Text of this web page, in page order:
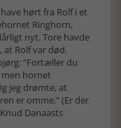
hørt fra Rolf i et
Ringhorn,
nyt. Tore havde
Rolf var død.
”Fortæller du
men hornet
jeg drømte, at
er omme.” (Er der
Danaasts